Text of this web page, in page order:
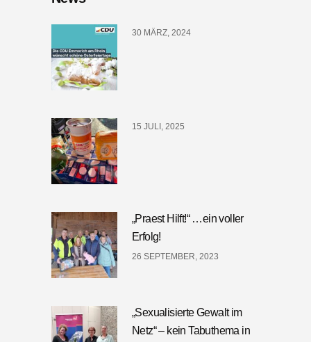
30 MÄRZ, 2024
15 JULI, 2025
„Praest Hilft!“ …ein voller
Erfolg!
26 SEPTEMBER, 2023
„Sexualisierte Gewalt im
Netz“ – kein Tabuthema in